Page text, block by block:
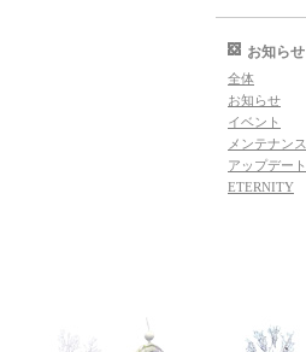
お知らせ
全体
お知らせ
イベント
メンテナンス
アップデート
ETERNITY